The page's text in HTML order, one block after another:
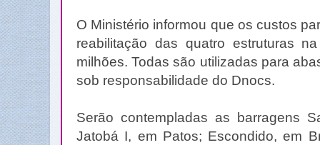
O Ministério informou que os custos
reabilitação das quatro estruturas
milhões. Todas são utilizadas para
sob responsabilidade do Dnocs.
Serão contempladas as barragens
Jatobá I, em Patos; Escondido, em